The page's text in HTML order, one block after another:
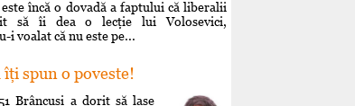
încă o dovadă a faptului că liberalii
să îi dea o lecţie lui Volosevici,
i voalat că nu este pe...
îţi spun o poveste!
Brâncusi a dorit să lase